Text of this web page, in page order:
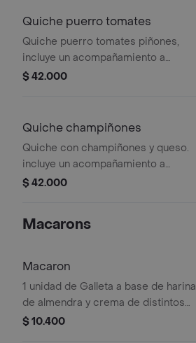
Quiche puerro tomates
Quiche puerro tomates piñones,
incluye un acompañamiento a
elección.
$ 42.000
Quiche champiñones
Quiche con champiñones y queso.
incluye un acompañamiento a
elección.
$ 42.000
Macarons
Macaron
1 unidad de Galleta a base de harina
de almendra y crema de distintos
sabores.
$ 10.400